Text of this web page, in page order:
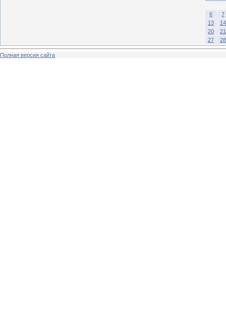
6
7
13
14
20
21
27
28
Полная версия сайта